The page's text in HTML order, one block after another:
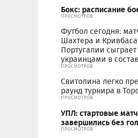
Бокс: расписание
ПРОСМОТРОВ
Футбол сегодня:
Шахтера и
Португалии
украинцами в
ПРОСМОТРОВ
Свитолина легко
раунд турнира в
ПРОСМОТРОВ
УПЛ: стартовые
завершились без
ПРОСМОТРОВ